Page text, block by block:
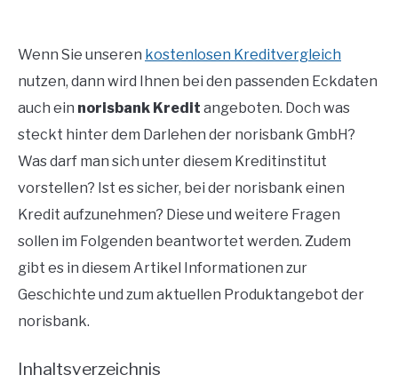
KREDITANFRAGE
ÜBER MICH
in
Banken
Kreditinstitute,Blog
Wenn Sie unseren kostenlosen Kreditvergleich
nutzen, dann wird Ihnen bei den passenden Eckdaten
auch ein norisbank Kredit angeboten. Doch was
steckt hinter dem Darlehen der norisbank GmbH?
Was darf man sich unter diesem Kreditinstitut
vorstellen? Ist es sicher, bei der norisbank einen
Kredit aufzunehmen? Diese und weitere Fragen
sollen im Folgenden beantwortet werden. Zudem
gibt es in diesem Artikel Informationen zur
Geschichte und zum aktuellen Produktangebot der
norisbank.
Inhaltsverzeichnis